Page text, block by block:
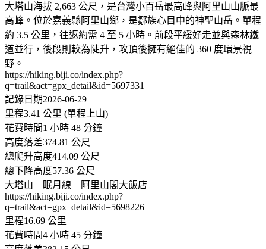
大塔山海拔 2,663 公尺，是台灣小百岳最高峰與阿里山山脈最
高峰。位於嘉義縣阿里山鄉，是鄒族心目中的神聖山岳。單程
約 3.5 公里，往返約需 4 至 5 小時。前段平緩好走並與森林鐵
道並行，後段則較為陡升，攻頂後擁有絕佳的 360 度環景視
野。
https://hiking.biji.co/index.php?
q=trail&act=gpx_detail&id=5697331
記錄日期2026-06-29
里程3.41 公里 (單程上山)
花費時間1 小時 48 分鐘
高度落差374.81 公尺
總爬升高度414.09 公尺
總下降高度57.36 公尺
大塔山—眠月線—阿里山閣大飯店
https://hiking.biji.co/index.php?
q=trail&act=gpx_detail&id=5698226
里程16.69 公里
花費時間4 小時 45 分鐘